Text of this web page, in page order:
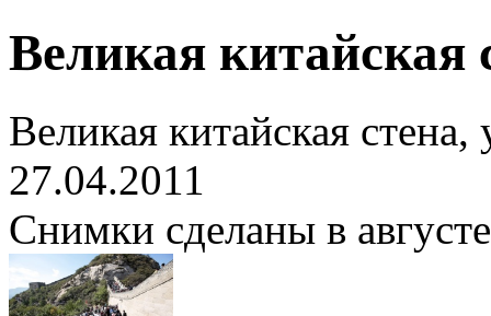
Великая китайская
Великая китайская стена,
27.04.2011
Снимки сделаны в